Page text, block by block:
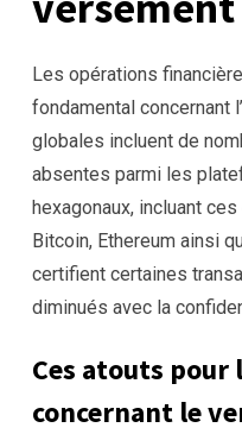
Les opérations
fondamental concernant
globales incluent de
absentes parmi les
hexagonaux, incluant
Bitcoin, Ethereum ainsi
certifient certaines
diminués avec la
Ces atouts pour
concernant le